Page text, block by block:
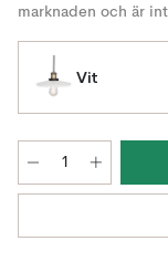
marknaden och är
Vit